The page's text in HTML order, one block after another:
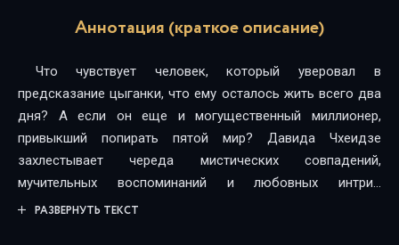
Аннотация (краткое описание)
Что чувствует человек, который уверовал в
предсказание цыганки, что ему осталось жить всего два
дня? А если он еще и могущественный миллионер,
привыкший попирать пятой мир? Давида Чхеидзе
захлестывает череда мистических совпадений,
мучительных воспоминаний и любовных интриг.
Оставшиеся часы потрясенный предприниматель всеми
РАЗВЕРНУТЬ ТЕКСТ